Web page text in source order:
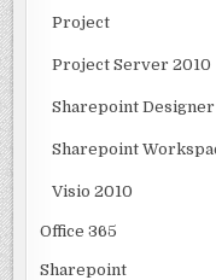
Project
Project Server 2010
Sharepoint Designer
Sharepoint
Visio 2010
Office 365
Sharepoint